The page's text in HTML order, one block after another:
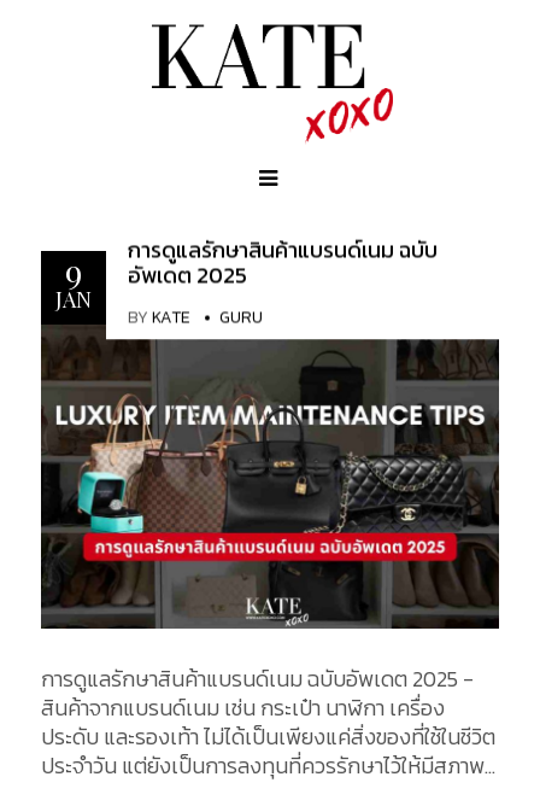
9
JAN
การดูแลรักษาสินค้าแบรนด์เนม ฉบับ
อัพเดต 2025
BYKATE GURU
การดูแลรักษาสินค้าแบรนด์เนม ฉบับอัพเดต 2025 -
สินค้าจากแบรนด์เนม เช่น กระเป๋า นาฬิกา เครื่อง
ประดับ และรองเท้า ไม่ได้เป็นเพียงแค่สิ่งของที่ใช้ในชีวิต
ประจำวัน แต่ยังเป็นการลงทุนที่ควรรักษาไว้ให้มีสภาพดี